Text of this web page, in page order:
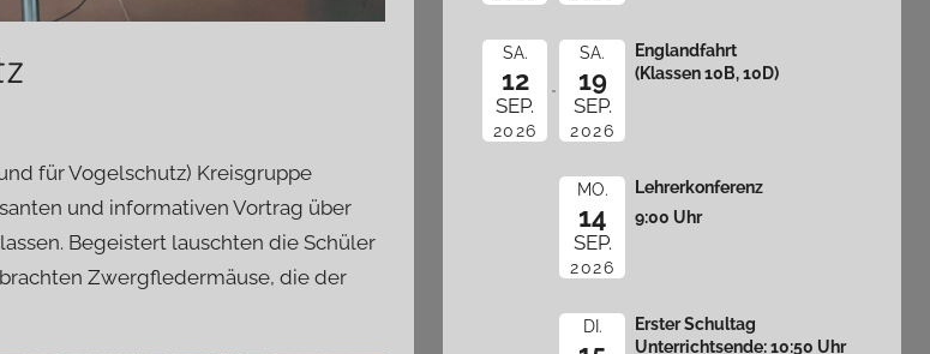
für Vogelschutz) Kreisgruppe
und informativen Vortrag über
Begeistert lauschten die Schüler
Zwergfledermäuse, die der
SA.
12
SEP.
2026
SA.
19
SEP.
2026
Englandfahrt
(Klassen 10B, 10D)
MO.
14
SEP.
2026
Lehrerkonferenz
9:00 Uhr
DI.
Erster Schultag
Unterrichtsende: 10:50 Uhr